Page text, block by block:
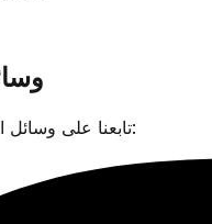
تابعنا على وسائل التواصل الاجتماعي وابقَ على اطلاع: